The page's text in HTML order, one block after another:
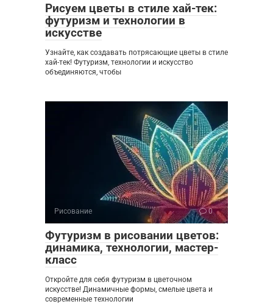
Рисуем цветы в стиле хай-тек:
футуризм и технологии в
искусстве
Узнайте, как создавать потрясающие цветы в стиле
хай-тек! Футуризм, технологии и искусство
объединяются, чтобы
Рисование 0
Футуризм в рисовании цветов:
динамика, технологии, мастер-
класс
Откройте для себя футуризм в цветочном
искусстве! Динамичные формы, смелые цвета и
современные технологии